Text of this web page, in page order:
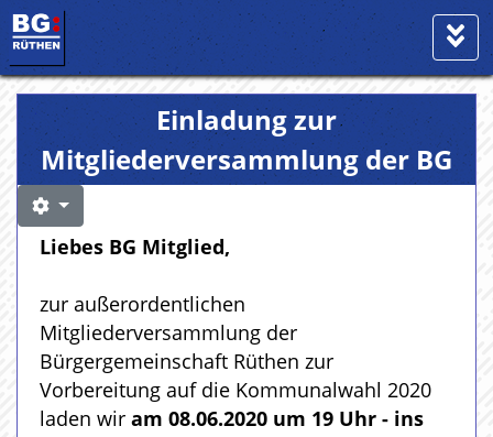
Einladung zur
Mitgliederversammlung der BG
Liebes BG Mitglied,
zur außerordentlichen
Mitgliederversammlung der
Bürgergemeinschaft Rüthen zur
Vorbereitung auf die Kommunalwahl 2020
laden wir am 08.06.2020 um 19 Uhr - ins